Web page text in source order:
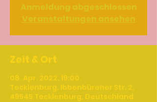
Anmeldung abgeschlossen
Veranstaltungen ansehen
Zeit & Ort
08. Apr. 2022, 19:00
Tecklenburg, Ibbenbürener Str. 2,
49545 Tecklenburg, Deutschland